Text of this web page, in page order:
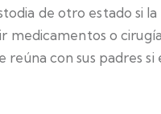
de otro estado si
o
con sus padres